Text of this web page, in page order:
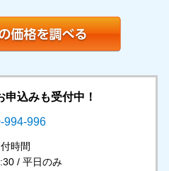
申込みも受付中！
994-996
時間
/ 平日のみ